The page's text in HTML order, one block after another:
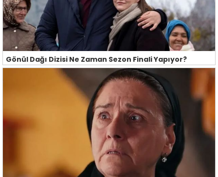
Gönül Dağı Dizisi Ne Zaman Sezon Finali Yapıyor?